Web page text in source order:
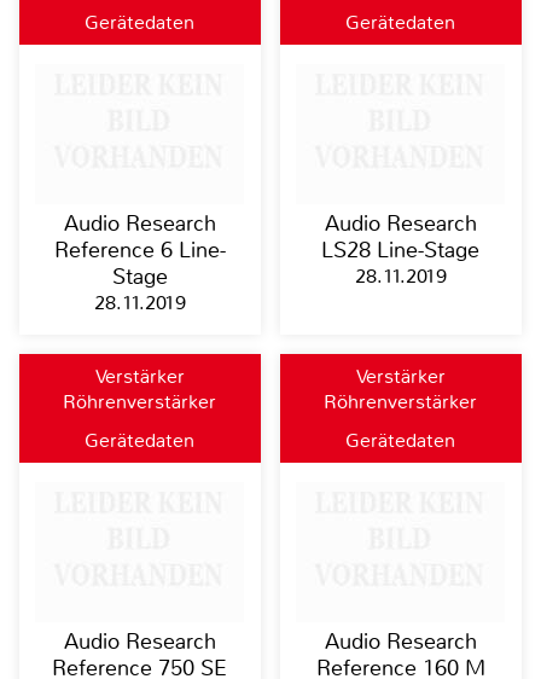
Gerätedaten
Audio Research
Reference 6 Line-
Stage
28.11.2019
Gerätedaten
Audio Research
LS28 Line-Stage
28.11.2019
Verstärker
Röhrenverstärker
Gerätedaten
Audio Research
Reference 750 SE
Verstärker
Röhrenverstärker
Gerätedaten
Audio Research
Reference 160 M